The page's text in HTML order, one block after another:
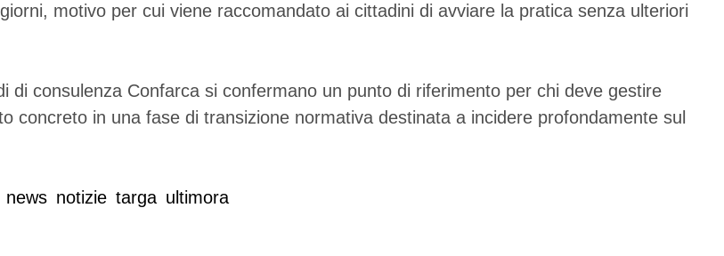
motivo per cui viene raccomandato ai cittadini di avviare la pratica senza ulteriori
consulenza Confarca si confermano un punto di riferimento per chi deve gestire
concreto in una fase di transizione normativa destinata a incidere profondamente sul
news notizie targa ultimora